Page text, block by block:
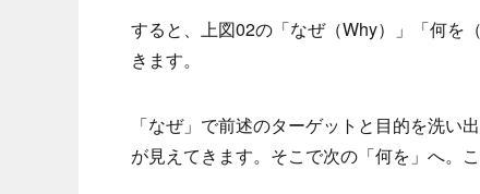
すると、上図02の「なぜ（Why）」「何を
きます。
「なぜ」で前述のターゲットと目的を洗
が見えてきます。そこで次の「何を」へ。